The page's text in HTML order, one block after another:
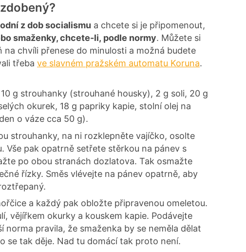
z dob socialismu a chcete si je připomenout,
smaženky, chcete-li, podle normy. Můžete si
chvíli přenese do minulosti a možná budete
třeba ve slavném pražském automatu Koruna.
g strouhanky (strouhané housky), 2 g soli, 20 g
okurek, 18 g papriky kapie, stolní olej na
o váze cca 50 g).
strouhanky, na ni rozklepněte vajíčko, osolte
Vše pak opatrně setřete stěrkou na pánev s
po obou stranách dozlatova. Tak osmažte
řízky. Směs vlévejte na pánev opatrně, aby
a každý pak obložte připravenou omeletou.
vějířkem okurky a kouskem kapie. Podávejte
norma pravila, že smaženka by se neměla dělat
se tak děje. Nad tu domácí tak proto není.